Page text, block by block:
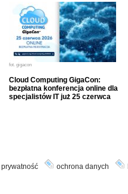
fot. gigacon
Cloud Computing GigaCon:
bezpłatna konferencja online dla
specjalistów IT już 25 czerwca
prywatność ochrona danych